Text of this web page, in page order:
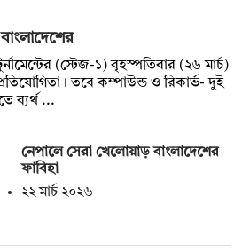
(স্টেজ-১) বৃহস্পতিবার (২৬ মার্চ)
তবে কম্পাউন্ড ও রিকার্ভ- দুই
ব্যর্থ ...
নেপালে সেরা খেলোয়াড় বাংলাদেশের
ফাবিহা
২২ মার্চ ২০২৬